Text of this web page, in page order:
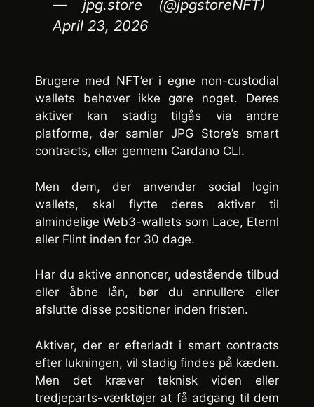
— jpg.store (@jpgstoreNFT)
April 23, 2026
Brugere med NFT’er i egne non-custodial
wallets behøver ikke gøre noget. Deres
aktiver kan stadig tilgås via andre
platforme, der samler JPG Store’s smart
contracts, eller gennem Cardano CLI.
Men dem, der anvender social login
wallets, skal flytte deres aktiver til
almindelige Web3-wallets som Lace, Eternl
eller Flint inden for 30 dage.
Har du aktive annoncer, udestående tilbud
eller åbne lån, bør du annullere eller
afslutte disse positioner inden fristen.
Aktiver, der er efterladt i smart contracts
efter lukningen, vil stadig findes på kæden.
Men det kræver teknisk viden eller
tredjeparts-værktøjer at få adgang til dem